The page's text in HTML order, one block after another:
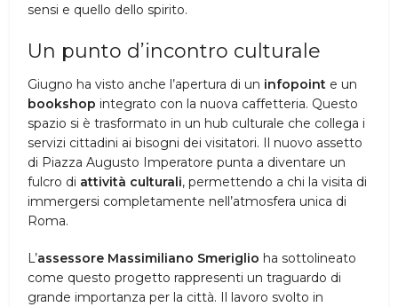
sensi e quello dello spirito.
Un punto d’incontro culturale
Giugno ha visto anche l’apertura di un infopoint e un
bookshop integrato con la nuova caffetteria. Questo
spazio si è trasformato in un hub culturale che collega i
servizi cittadini ai bisogni dei visitatori. Il nuovo assetto
di Piazza Augusto Imperatore punta a diventare un
fulcro di attività culturali, permettendo a chi la visita di
immergersi completamente nell’atmosfera unica di
Roma.
L’assessore Massimiliano Smeriglio ha sottolineato
come questo progetto rappresenti un traguardo di
grande importanza per la città. Il lavoro svolto in